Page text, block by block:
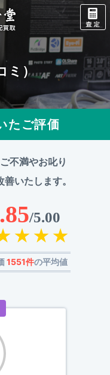
ミ）
たご評価
不満やお叱り
いたします。
/5.00
1551件の平均値